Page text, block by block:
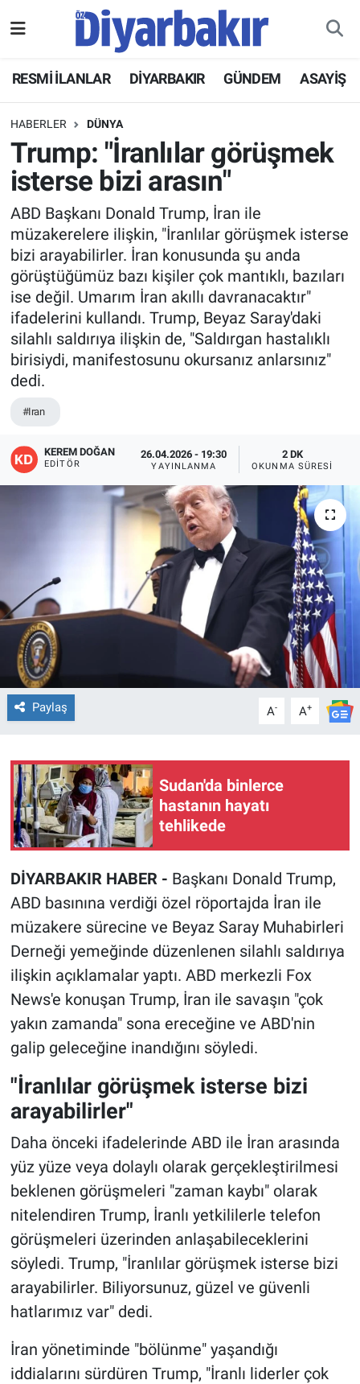
RESMİ İLANLAR DİYARBAKIR GÜNDEM ASAYİŞ
HABERLER DÜNYA
Trump: "İranlılar görüşmek
isterse bizi arasın"
ABD Başkanı Donald Trump, İran ile
müzakerelere ilişkin, "İranlılar görüşmek isterse
bizi arayabilirler. İran konusunda şu anda
görüştüğümüz bazı kişiler çok mantıklı, bazıları
ise değil. Umarım İran akıllı davranacaktır"
ifadelerini kullandı. Trump, Beyaz Saray'daki
silahlı saldırıya ilişkin de, "Saldırgan hastalıklı
birisiydi, manifestosunu okursanız anlarsınız"
dedi.
#Iran
KEREM DOĞAN
EDITÖR
26.04.2026 - 19:30
YAYINLANMA
2 DK
OKUNMA SÜRESI
Paylaş A- A+
Sudan'da binlerce
hastanın hayatı
tehlikede
DİYARBAKIR HABER - Başkanı Donald Trump,
ABD basınına verdiği özel röportajda İran ile
müzakere sürecine ve Beyaz Saray Muhabirleri
Derneği yemeğinde düzenlenen silahlı saldırıya
ilişkin açıklamalar yaptı. ABD merkezli Fox
News'e konuşan Trump, İran ile savaşın "çok
yakın zamanda" sona ereceğine ve ABD'nin
galip geleceğine inandığını söyledi.
"İranlılar görüşmek isterse bizi
arayabilirler"
Daha önceki ifadelerinde ABD ile İran arasında
yüz yüze veya dolaylı olarak gerçekleştirilmesi
beklenen görüşmeleri "zaman kaybı" olarak
nitelendiren Trump, İranlı yetkililerle telefon
görüşmeleri üzerinden anlaşabileceklerini
söyledi. Trump, "İranlılar görüşmek isterse bizi
arayabilirler. Biliyorsunuz, güzel ve güvenli
hatlarımız var" dedi.
İran yönetiminde "bölünme" yaşandığı
iddialarını sürdüren Trump, "İranlı liderler çok
ASAYİŞ
DİYARBAKIR
EKONOMİ
GÜNDEM
BÖLGE
DÜNYA
KÜLTÜR SANAT
EĞİTİM
POLİTİKA
TEKNOLOJİ
Hava Durumu
Namaz Vakitleri
Trafik Durumu
Süper Lig Puan Durumu ve Fikstür
Tüm Manşetler
Son Dakika Haberleri
Haber Arşivi